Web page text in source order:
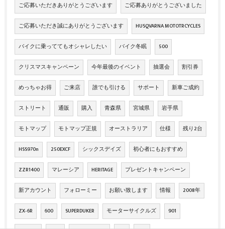
ご応募いただきありがとうございます ご応募ありがとうございました
ご応募いただき誠にありがとうございます HUSQVARNA MOTOTRCYCLES
バイクに乗っててもオシャレしたい バイク冬眠 500
クリスマスキャンペーン 今年最後のイベント 抽選会 割引券
めっちゃお得 ご来店 誰でも引ける サポート 新車ご成約
ストリート 通販 購入 青森県 宮城県 岩手県
モトマップ モトマップ正規 オーストラリア 仕様 残り2台
HSS970n 250EXCF シックスデイズ 初心者にもおすすめ
ZZR1400 マレーシア HERITAGE プレゼントキャンペーン
新アカウント フォローミー お願い致します 情報 2008年
ZX‐6R 600 SUPERDUKER モーターサイクルズ 901